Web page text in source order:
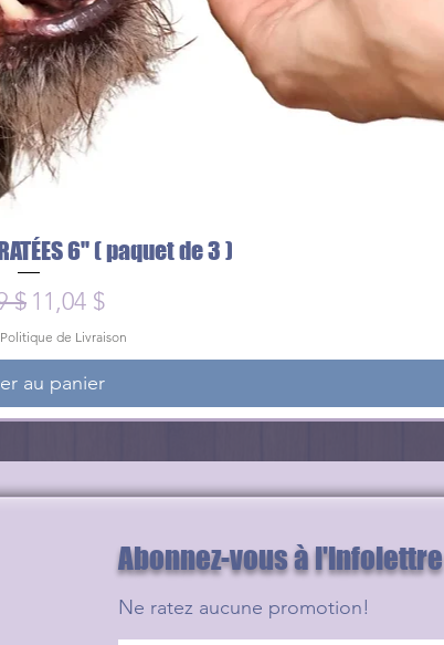
rapide 6'' ( paquet de 3 )
$ Prix promotionnel
11,04 $
Politique de Livraison
au panier
Abonnez-vous à l'infolettre
Ne ratez aucune promotion!